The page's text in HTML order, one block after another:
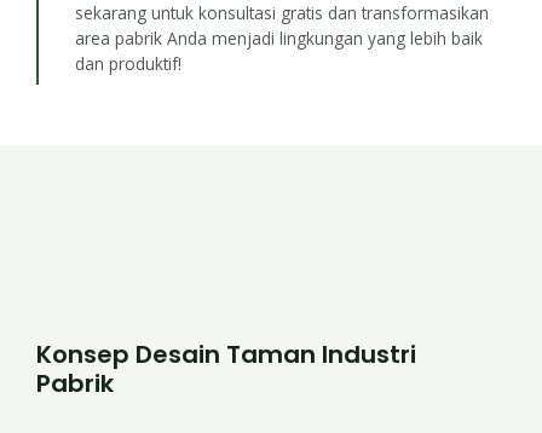
sekarang untuk konsultasi gratis dan transformasikan
area pabrik Anda menjadi lingkungan yang lebih baik
dan produktif!
Konsep Desain Taman Industri
Pabrik